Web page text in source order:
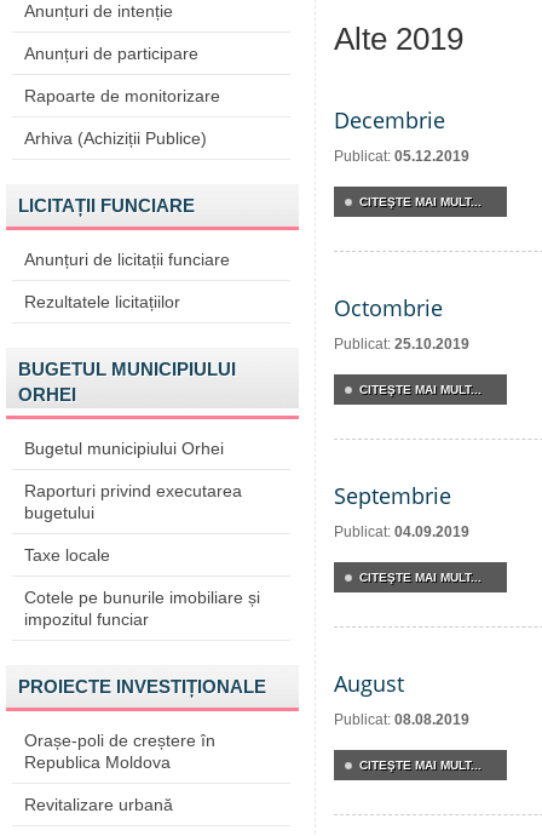
Anunțuri de intenție
Anunțuri de participare
Rapoarte de monitorizare
Arhiva (Achiziții Publice)
LICITAȚII FUNCIARE
Anunțuri de licitații funciare
Rezultatele licitațiilor
BUGETUL MUNICIPIULUI
ORHEI
Bugetul municipiului Orhei
Raporturi privind executarea
bugetului
Taxe locale
Cotele pe bunurile imobiliare și
impozitul funciar
PROIECTE INVESTIȚIONALE
Orașe-poli de creștere în
Republica Moldova
Revitalizare urbană
Alte 2019
Decembrie
Publicat: 05.12.2019
CITEŞTE MAI MULT...
Octombrie
Publicat: 25.10.2019
CITEŞTE MAI MULT...
Septembrie
Publicat: 04.09.2019
CITEŞTE MAI MULT...
August
Publicat: 08.08.2019
CITEŞTE MAI MULT...